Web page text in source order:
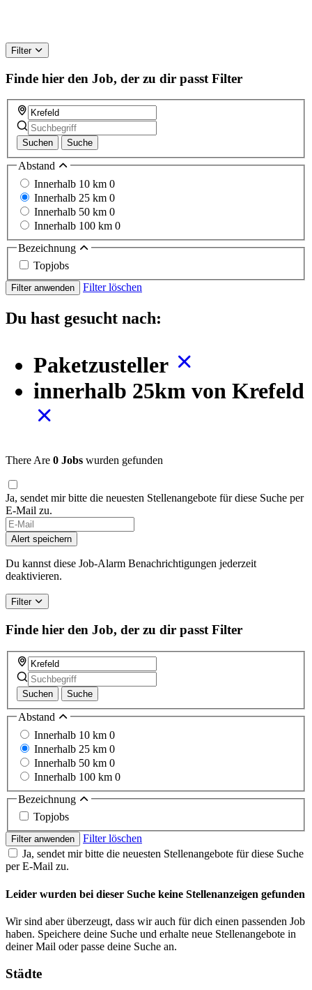
Filter
Finde hier den Job, der zu dir passt Filter
Suchen Suche
Abstand
Innerhalb 10 km 0
Innerhalb 25 km 0
Innerhalb 50 km 0
Innerhalb 100 km 0
Bezeichnung
Topjobs
Filter anwenden Filter löschen
Du hast gesucht nach:
Paketzusteller
innerhalb 25km von Krefeld
There Are 0 Jobs wurden gefunden
Ja, sendet mir bitte die neuesten Stellenangebote für diese Suche per
E-Mail zu.
If
you
are
a
human,
this
field
Alert speichern
Du kannst diese Job-Alarm Benachrichtigungen jederzeit
deaktivieren.
Filter
Finde hier den Job, der zu dir passt Filter
Suchen Suche
Abstand
Innerhalb 10 km 0
Innerhalb 25 km 0
Innerhalb 50 km 0
Innerhalb 100 km 0
Bezeichnung
Topjobs
Filter anwenden
Filter löschen
Ja, sendet mir bitte die neuesten Stellenangebote für diese Suche
per E-Mail zu.
Leider wurden bei dieser Suche keine Stellenanzeigen gefunden
Wir sind aber überzeugt, dass wir auch für dich einen passenden Job
haben. Speichere deine Suche und erhalte neue Stellenangebote in
deiner Mail oder passe deine Suche an.
Städte